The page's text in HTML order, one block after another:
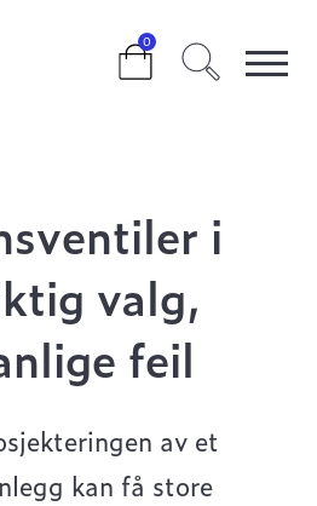
0
I PRAKSIS: RIKTIG
FEIL
i
valg,
feil
av et
kan få store